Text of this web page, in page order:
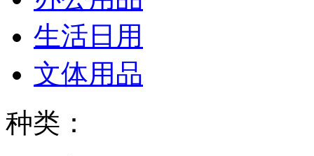
生活日用
文体用品
种类：